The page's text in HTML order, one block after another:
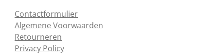
Contactformulier
Algemene Voorwaarden
Retourneren
Privacy Policy